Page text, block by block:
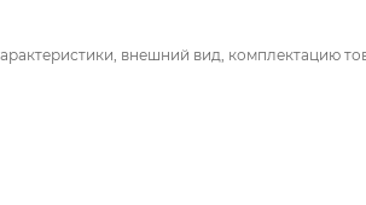
внешний вид, комплектацию